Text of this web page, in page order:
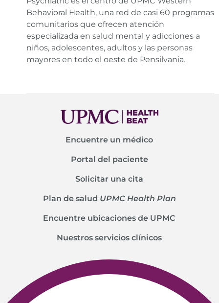
Behavioral Health, una red de casi 60 programas
comunitarios que ofrecen atención
especializada en salud mental y adicciones a
niños, adolescentes, adultos y las personas
mayores en todo el oeste de Pensilvania.
Encuentre un médico
Portal del paciente
Solicitar una cita
Plan de salud UPMC Health Plan
Encuentre ubicaciones de UPMC
Nuestros servicios clínicos